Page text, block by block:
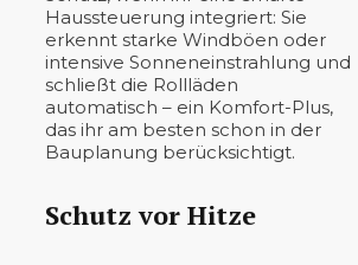
Haussteuerung integriert: Sie
erkennt starke Windböen oder
intensive Sonneneinstrahlung und
schließt die Rollläden
automatisch – ein Komfort-Plus,
das ihr am besten schon in der
Bauplanung berücksichtigt.
Schutz vor Hitze